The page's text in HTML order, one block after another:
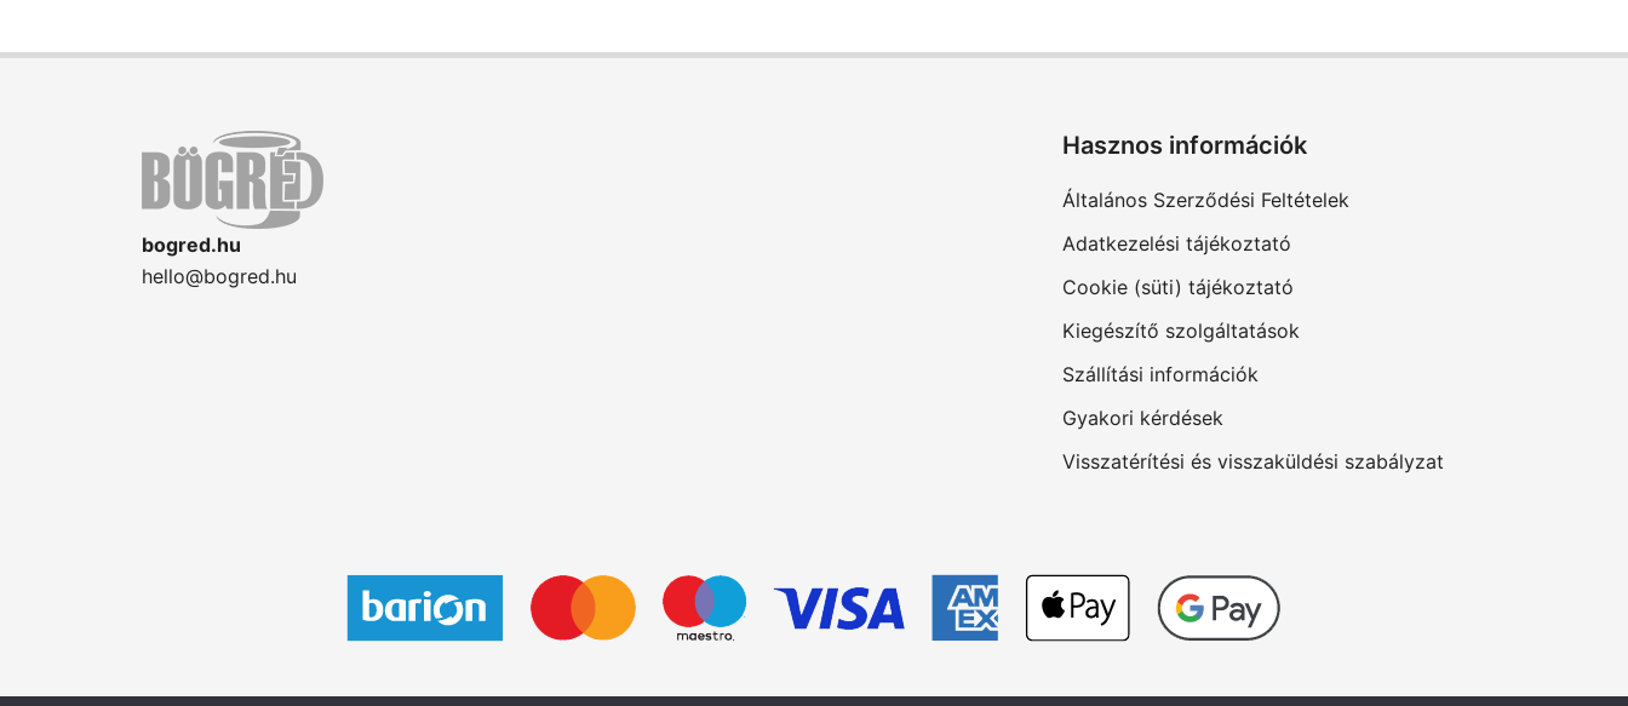
bogred.hu
hello@bogred.hu
Hasznos információk
Általános Szerződési Feltételek
Adatkezelési tájékoztató
Cookie (süti) tájékoztató
Kiegészítő szolgáltatások
Szállítási információk
Gyakori kérdések
Visszatérítési és visszaküldési szabályzat